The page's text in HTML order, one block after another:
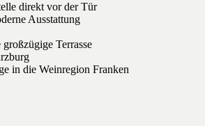
direkt vor der Tür
Ausstattung
Terrasse
die Weinregion Franken